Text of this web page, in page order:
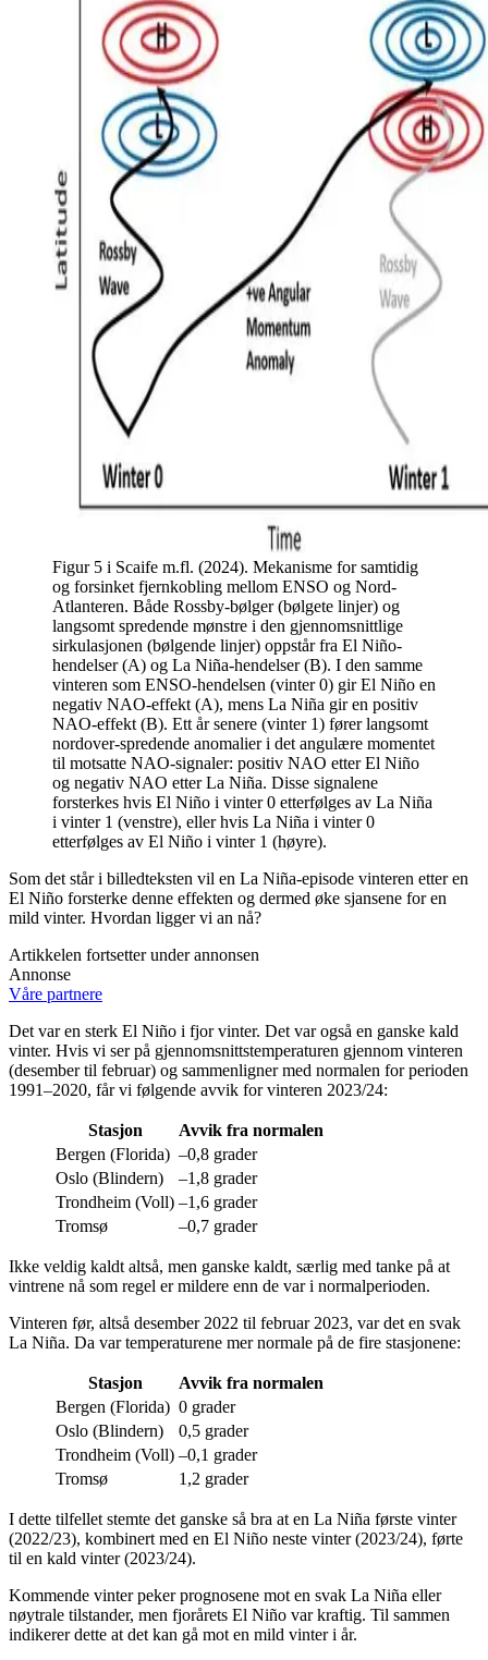
Figur 5 i Scaife m.fl. (2024). Mekanisme for samtidig
og forsinket fjernkobling mellom ENSO og Nord-
Atlanteren. Både Rossby-bølger (bølgete linjer) og
langsomt spredende mønstre i den gjennomsnittlige
sirkulasjonen (bølgende linjer) oppstår fra El Niño-
hendelser (A) og La Niña-hendelser (B). I den samme
vinteren som ENSO-hendelsen (vinter 0) gir El Niño en
negativ NAO-effekt (A), mens La Niña gir en positiv
NAO-effekt (B). Ett år senere (vinter 1) fører langsomt
nordover-spredende anomalier i det angulære momentet
til motsatte NAO-signaler: positiv NAO etter El Niño
og negativ NAO etter La Niña. Disse signalene
forsterkes hvis El Niño i vinter 0 etterfølges av La Niña
i vinter 1 (venstre), eller hvis La Niña i vinter 0
etterfølges av El Niño i vinter 1 (høyre).
Som det står i billedteksten vil en La Niña-episode vinteren etter en
El Niño forsterke denne effekten og dermed øke sjansene for en
mild vinter. Hvordan ligger vi an nå?
Artikkelen fortsetter under annonsen
Annonse
Våre partnere
Det var en sterk El Niño i fjor vinter. Det var også en ganske kald
vinter. Hvis vi ser på gjennomsnittstemperaturen gjennom vinteren
(desember til februar) og sammenligner med normalen for perioden
1991–2020, får vi følgende avvik for vinteren 2023/24:
Stasjon
Avvik fra normalen
Bergen (Florida) –0,8 grader
Oslo (Blindern)
–1,8 grader
Trondheim (Voll) –1,6 grader
Tromsø
–0,7 grader
Ikke veldig kaldt altså, men ganske kaldt, særlig med tanke på at
vintrene nå som regel er mildere enn de var i normalperioden.
Vinteren før, altså desember 2022 til februar 2023, var det en svak
La Niña. Da var temperaturene mer normale på de fire stasjonene:
Stasjon
Avvik fra normalen
Bergen (Florida) 0 grader
Oslo (Blindern)
0,5 grader
Trondheim (Voll) –0,1 grader
Tromsø
1,2 grader
I dette tilfellet stemte det ganske så bra at en La Niña første vinter
(2022/23), kombinert med en El Niño neste vinter (2023/24), førte
til en kald vinter (2023/24).
Kommende vinter peker prognosene mot en svak La Niña eller
nøytrale tilstander, men fjorårets El Niño var kraftig. Til sammen
indikerer dette at det kan gå mot en mild vinter i år.